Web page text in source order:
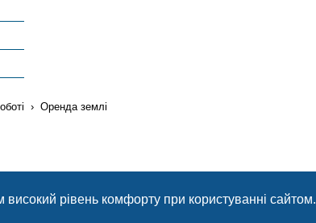
рівень комфорту при користуванні сайтом.
Оренда землі